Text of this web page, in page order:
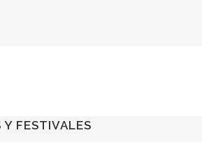
Y FESTIVALES